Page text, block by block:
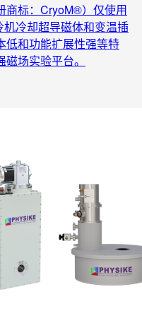
商标：CryoM®）仅使用
冷却超导磁体和变温插
低和功能扩展性强等特
场实验平台。